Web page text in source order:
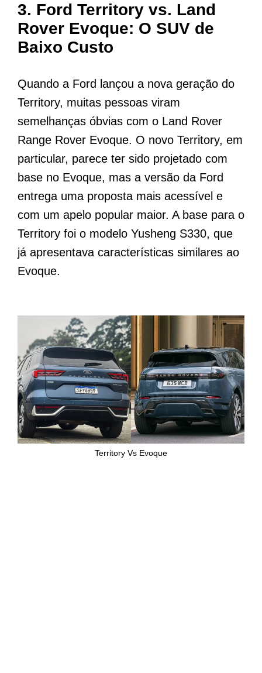
3. Ford Territory vs. Land
Rover Evoque: O SUV de
Baixo Custo
Quando a Ford lançou a nova geração do
Territory, muitas pessoas viram
semelhanças óbvias com o Land Rover
Range Rover Evoque. O novo Territory, em
particular, parece ter sido projetado com
base no Evoque, mas a versão da Ford
entrega uma proposta mais acessível e
com um apelo popular maior. A base para o
Territory foi o modelo Yusheng S330, que
já apresentava características similares ao
Evoque.
Territory Vs Evoque